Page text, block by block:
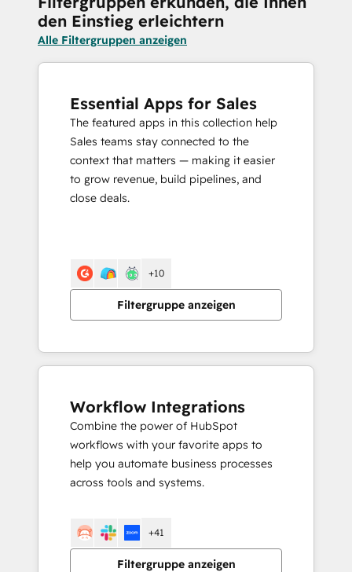
den Einstieg erleichtern
Alle Filtergruppen anzeigen
Essential Apps for Sales
The featured apps in this collection help
Sales teams stay connected to the
context that matters — making it easier
to grow revenue, build pipelines, and
close deals.
Filtergruppe anzeigen
+10
Workflow Integrations
Combine the power of HubSpot
workflows with your favorite apps to
help you automate business processes
across tools and systems.
Filtergruppe anzeigen
+41